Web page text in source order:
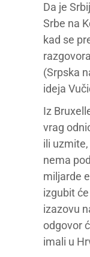
Da je
Srbe na
kad se
(Srpska
ideja
Iz
vrag
ili
nema
miljarde
izgubit
izazovu
odgovor
imali u